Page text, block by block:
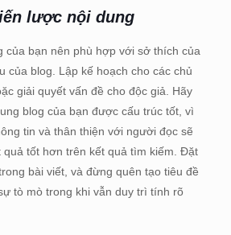
lược nội dung
của bạn nên phù hợp với sở thích của
của blog. Lập kế hoạch cho các chủ
giải quyết vấn đề cho độc giả. Hãy
blog của bạn được cấu trúc tốt, vì
tin và thân thiện với người đọc sẽ
quả tốt hơn trên kết quả tìm kiếm. Đặt
bài viết, và đừng quên tạo tiêu đề
tò mò trong khi vẫn duy trì tính rõ